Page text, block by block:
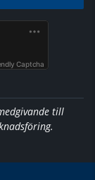
Captcha
till